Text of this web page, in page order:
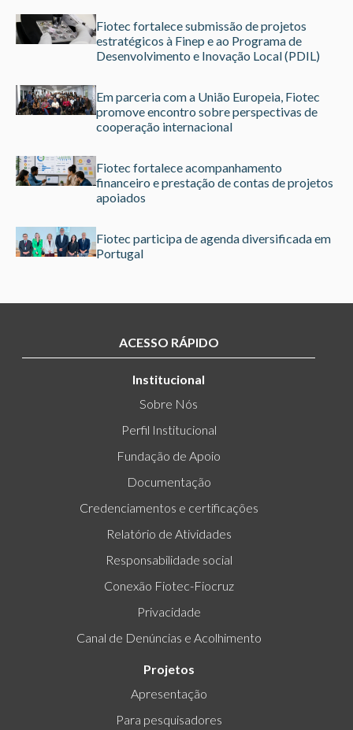
Fiotec fortalece submissão de projetos
estratégicos à Finep e ao Programa de
Desenvolvimento e Inovação Local (PDIL)
Em parceria com a União Europeia, Fiotec
promove encontro sobre perspectivas de
cooperação internacional
Fiotec fortalece acompanhamento
financeiro e prestação de contas de projetos
apoiados
Fiotec participa de agenda diversificada em
Portugal
ACESSO RÁPIDO
Institucional
Sobre Nós
Perfil Institucional
Fundação de Apoio
Documentação
Credenciamentos e certificações
Relatório de Atividades
Responsabilidade social
Conexão Fiotec-Fiocruz
Privacidade
Canal de Denúncias e Acolhimento
Projetos
Apresentação
Para pesquisadores